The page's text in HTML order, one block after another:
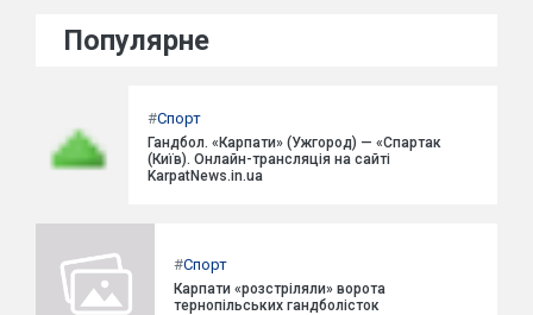
Популярне
#Спорт
Гандбол. «Карпати» (Ужгород) — «Спартак
(Київ). Онлайн-трансляція на сайті
KarpatNews.in.ua
#Спорт
Карпати «розстріляли» ворота
тернопільських гандболісток